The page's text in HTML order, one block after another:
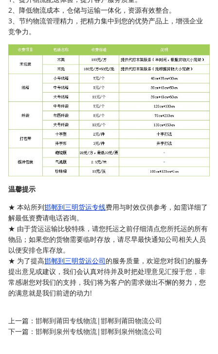
2、降低物流成本，仓储与运输一体化，资源有效整合。
3、节约物流管理精力，把精力集中到您的优势产品上，增强企业
竞争力。
温馨提示
★ 本站所列邯郸到三明货运专线费用与时效仅供参考，如需详细了
解最低资费请电话咨询。
★ 由于货运运输比较特殊，请您托运之前仔细清点您所托运的所有
物品；如果您的货物需要临时存放，请尽早最快通知公司相关人员
以便安排仓库存放。
★ 为了提高邯郸到三明货运公司的服务质量，欢迎您对我们的服务
提出意见或建议，我们会认真对待并及时把处理意见汇报于您，非
常感谢您对我们的支持，我们将为客户的需求做出不懈的努力，您
的满意就是我们前进的动力!
上一篇：邯郸到莆田专线物流|邯郸到莆田物流公司
下一篇：邯郸到泉州专线物流|邯郸到泉州物流公司